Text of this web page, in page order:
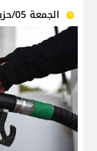
الجمعة 05/حزيران/2026 - 09:19 ص